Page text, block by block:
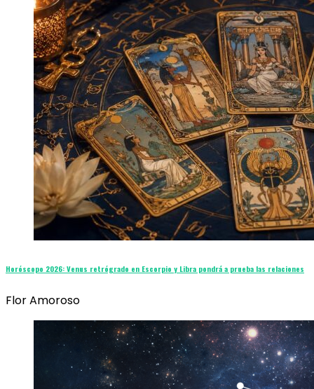
Horóscopo 2026: Venus retrógrado en Escorpio y Libra pondrá a prueba las relaciones
Flor Amoroso